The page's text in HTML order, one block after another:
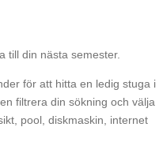
till din nästa semester.
för att hitta en ledig stuga i
filtrera din sökning och välja
pool, diskmaskin, internet